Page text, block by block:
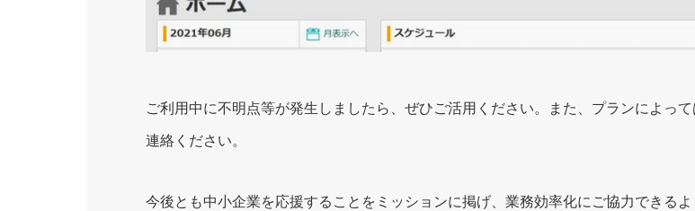
ご利用中に不明点等が発生しましたら、ぜひご活用ください。また、プランによっ
連絡ください。
今後とも中小企業を応援することをミッションに掲げ、業務効率化にご協力できる